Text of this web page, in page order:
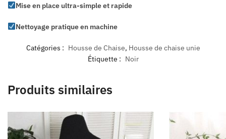
Mise en place ultra-simple et rapide
Nettoyage pratique en machine
Catégories : Housse de Chaise, Housse de chaise unie
Étiquette : Noir
Produits similaires